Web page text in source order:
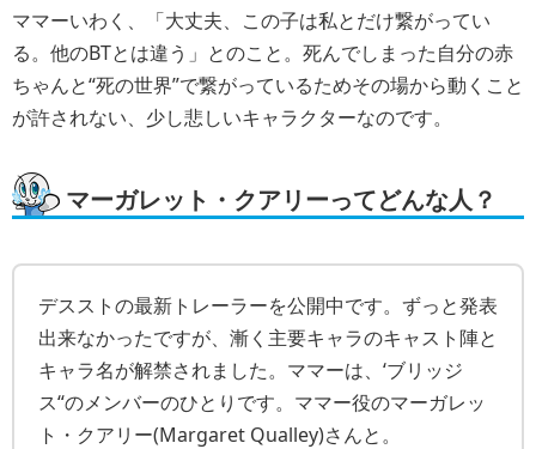
ママーいわく、「大丈夫、この子は私とだけ繋がってい
る。他のBTとは違う」とのこと。死んでしまった自分の赤
ちゃんと“死の世界”で繋がっているためその場から動くこと
が許されない、少し悲しいキャラクターなのです。
マーガレット・クアリーってどんな人？
デスストの最新トレーラーを公開中です。ずっと発表
出来なかったですが、漸く主要キャラのキャスト陣と
キャラ名が解禁されました。ママーは、‘ブリッジ
ス“のメンバーのひとりです。ママー役のマーガレッ
ト・クアリー(Margaret Qualley)さんと。